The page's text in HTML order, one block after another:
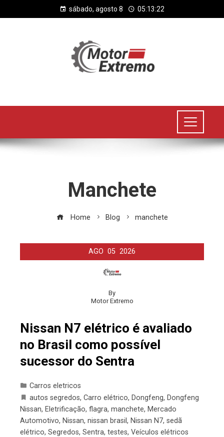
sábado, agosto 8 05:13:23
Manchete
Home Blog manchete
AGO 05 2026
By
Motor Extremo
Nissan N7 elétrico é avaliado
no Brasil como possível
sucessor do Sentra
Carros eletricos
autos segredos, Carro elétrico, Dongfeng, Dongfeng
Nissan, Eletrificação, flagra, manchete, Mercado
Automotivo, Nissan, nissan brasil , Nissan N7, sedã
elétrico, Segredos, Sentra, testes, Veículos elétricos